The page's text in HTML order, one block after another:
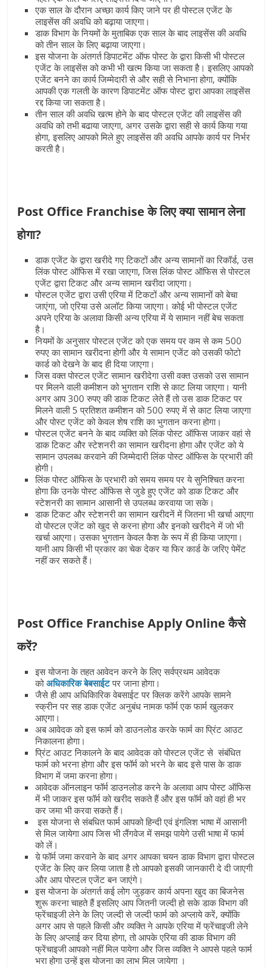
एक साल के दौरान अच्छा कार्य किए जाने पर ही पोस्टल एजेंट के
लाइसेंस की अवधि को बढ़ाया जाएगा।
डाक विभाग के नियमों के मुताबिक एक साल के बाद लाइसेंस की अवधि
को तीन साल के लिए बढ़ाया जाएगा।
इस योजना के अंतगर्त डिपाटमेंट ऑफ पोस्ट के द्वारा किसी भी पोस्टल
एजेंट के लाइसेंस को कभी भी खत्म किया जा सकता है। इसलिए आपको
एजेंट बनने का कार्य जिम्मेदारी से और सही से निभाना होगा, क्योंकि
आपकी एक गलती के कारण डिपाटमेंट ऑफ पोस्ट द्वारा आपका लाइसेंस
रद्द किया जा सकता है।
तीन साल की अवधि खत्म होने के बाद पोस्टल एजेंट की लाइसेंस की
अवधि को तभी बढाया जाएगा, अगर उसके द्वारा सही से कार्य किया गया
होगा, इसलिए आपको मिले हुए लाइसेंस की अवधि आपके कार्य पर निर्भर
करती है।
Post Office Franchise के लिए क्या सामान लेना
होगा?
डाक एजेंट के द्वारा खरीदे गए टिकटों और अन्य सामानों का रिकॉर्ड, उस
लिंक पोस्ट ऑफिस में रखा जाएगा, जिस लिंक पोस्ट ऑफिस से पोस्टल
एजेंट द्वारा टिकट और अन्य सामान खरीदा जाएगा।
पोस्टल एजेंट द्वारा उसी एरिया में टिकटों और अन्य सामानों को बेचा
जाएंगा, जो एरिया उसे अलॉट किया जाएगा। कोई भी पोस्टल एजेंट
अपने एरिया के अलावा किसी अन्य एरिया में ये सामान नहीं बेच सकता
है।
नियमों के अनुसार पोस्टल एजेंट को एक समय पर कम से कम 500
रुपए का सामान खरीदना होगी और ये सामान एजेंट को उसकी फोटो
कार्ड को देखने के बाद ही दिया जाएगा।
जिस वक्त पोस्टल एजेंट सामान खरीदेगा उसी वक्त उसको उस सामान
पर मिलने वाली कमीशन को भुगतान राशि से काट लिया जाएगा। यानी
अगर आप 300 रुपए की डाक टिकट लेते हैं तो उस डाक टिकट पर
मिलने वाली 5 प्रतिशत कमीशन को 500 रुपए में से काट लिया जाएगा
और पोस्ट एजेंट को केवल शेष राशि का भुगतान करना होगा।
पोस्टल एजेंट बनने के बाद व्यक्ति को लिंक पोस्ट ऑफिस जाकर वहां से
डाक टिकट और स्टेशनरी का सामान खरीदना होगा और एजेंट को ये
सामान उपलब्ध करवाने की जिम्मेदारी लिंक पोस्ट ऑफिस के प्रभारी की
होगी।
लिंक पोस्ट ऑफिस के प्रभारी को समय समय पर ये सुनिश्चित करना
होगा कि उनके पोस्ट ऑफिस से जुडे हुए एजेंट को डाक टिकट और
स्टेशनरी का सामान आसानी से उपलब्ध करवाया जा सके।
डाक टिकट और स्टेशनरी का सामान खरीदनें में जितना भी खर्चा आएगा
वो पोस्टल एजेंट को खुद से करना होगा और इनको खरीदने में जो भी
खर्चा आएगा। उसका भुगतान केवल कैश के रूप में ही किया जाएगा।
यानी आप किसी भी प्रकार का चेक देकर या फिर कार्ड के जरिए पेमेंट
नहीं कर सकते हैं।
Post Office Franchise Apply Online कैसे
करें?
इस योजना के तहत आवेदन करने के लिए सर्वप्रथम आवेदक
कोअधिकारिक बेबसाईटपर जाना होगा।
जैसे ही आप अधिका‍िरिक वेबसाईट पर क्लिक करेंगे आपके सामने
स्‍क्रीन पर सह डाक एजेंट अनुबंध नामक फॉर्म एक फार्म खुलकर
आएगा।
अब आवेदक को इस फार्म को डाउनलोड करके फार्म का प्रिंट आउट
निकालना होगा।
प्रिंट आउट निकालने के बाद आवेदक को पोस्टल एजेंट से संबंधित
फार्म को भरना होगा और इस फॉर्म को भरने के बाद इसे पास के डाक
विभाग में जमा करना होगा।
आवेदक ऑनलाइन फॉर्म डाउनलोड करने के अलावा आप पोस्ट ऑफिस
में भी जाकर इस फॉर्म को खरीद सकते हैं और इस फॉर्म को वहां ही भर
कर जमा भी करवा सकते हैं।
इस योजना से संबधित फार्म आपको हिन्‍दी एवं इंगलिश भाषा में आसानी
से मिल जायेगा आप जिस भी लैंगवेज में समझ पायेगे उसी भाषा में फार्म
को लें।
य़े फॉर्म जमा करवाने के बाद अगर आपका चयन डाक विभाग द्वारा पोस्टल
एजेंट के लिए कर लिया जाता है तो आपको इसकी जानकारी दे दी जाएगी
और आप पोस्टल एजेंट बन जाएंगे।
इस योजना के अंतगर्त कई लोग जुड़कर कार्य अपना खुद का बिजनेस
शुरू करना चाहते हैं इसलिए आप जितनी जल्दी हो सके डाक विभाग की
फ्रेंचाइजी लेने के लिए जल्‍दी से जल्‍दी फार्म को अप्‍लाये करें, क्योंकि
अगर आप से पहले किसी और व्यक्ति ने आपके एरिया में फ्रेंचाइजी लेने
के लिए अप्लाई कर दिया होगा, तो आपके एरिया की डाक विभाग की
फ्रेंचाइजी आपको नहीं मिल पायेगा और जिस व्‍यक्ति ने आपसे पहले फार्म
भरा होगा उन्‍हें इस योजना का लाभ मिल जायेगा ।